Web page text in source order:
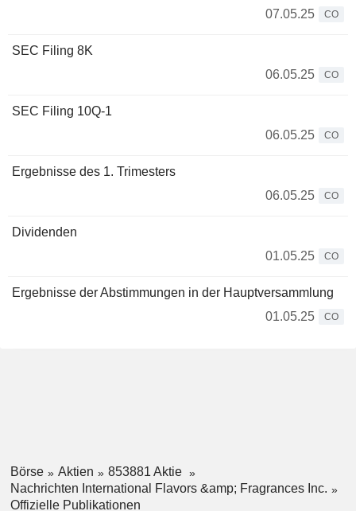
07.05.25
CO
SEC Filing 8K
06.05.25
CO
SEC Filing 10Q-1
06.05.25
CO
Ergebnisse des 1. Trimesters
06.05.25
CO
Dividenden
01.05.25
CO
Ergebnisse der Abstimmungen in der Hauptversammlung
01.05.25
CO
Börse Aktien
853881 Aktie
Nachrichten International Flavors &amp; Fragrances Inc.
Offizielle Publikationen